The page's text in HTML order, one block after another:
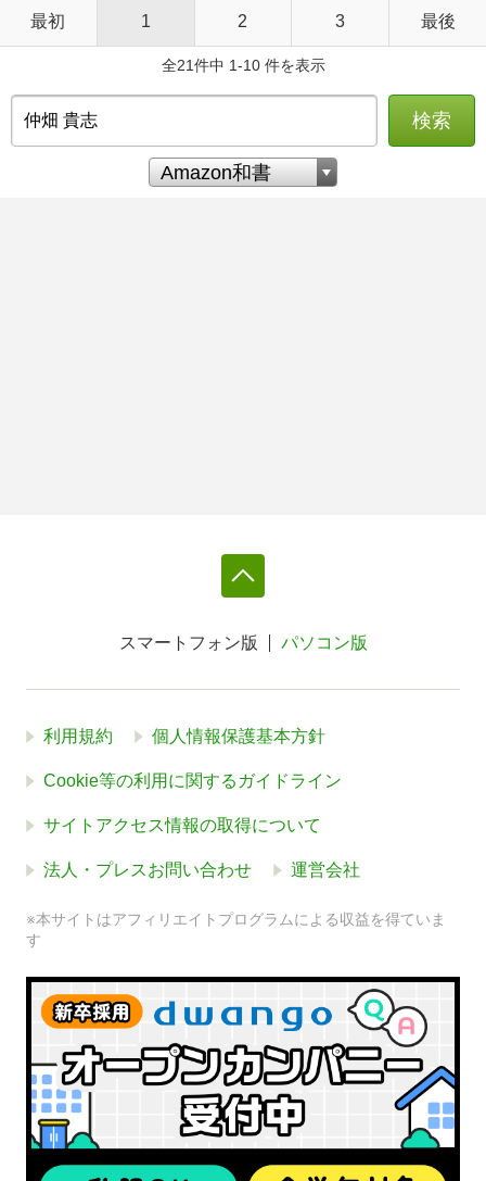
最初 1 2 3 最後
全21件中 1-10 件を表示
検索
スマートフォン版 パソコン版
利用規約 個人情報保護基本方針
Cookie等の利用に関するガイドライン
サイトアクセス情報の取得について
法人・プレスお問い合わせ 運営会社
※本サイトはアフィリエイトプログラムによる収益を得ていま
す